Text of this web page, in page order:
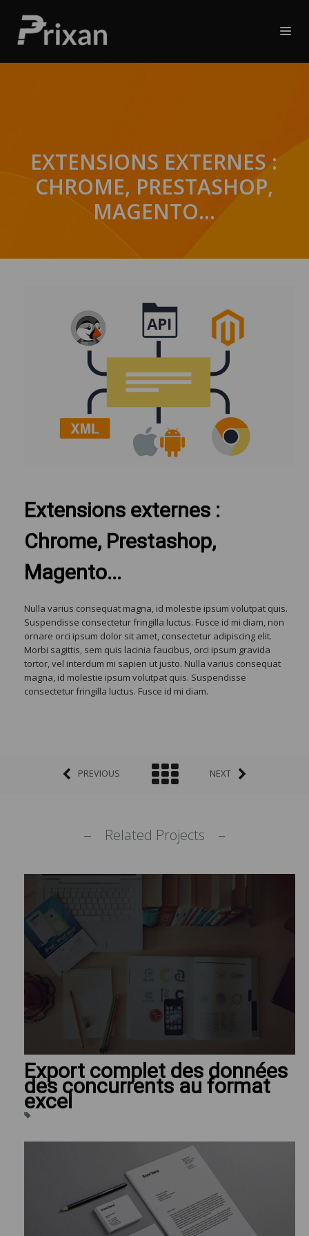
EXTENSIONS EXTERNES :
CHROME, PRESTASHOP,
MAGENTO…
Extensions externes :
Chrome, Prestashop,
Magento...
Nulla varius consequat magna, id molestie ipsum volutpat quis.
Suspendisse consectetur fringilla luctus. Fusce id mi diam, non
ornare orci ipsum dolor sit amet, consectetur adipiscing elit.
Morbi sagittis, sem quis lacinia faucibus, orci ipsum gravida
tortor, vel interdum mi sapien ut justo. Nulla varius consequat
magna, id molestie ipsum volutpat quis. Suspendisse
consectetur fringilla luctus. Fusce id mi diam.
PREVIOUS NEXT
Related Projects
Export complet des données
des concurrents au format
excel